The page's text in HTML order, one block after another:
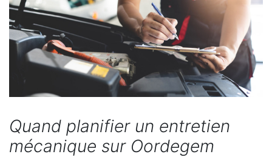
Quand planifier un entretien
mécanique sur Oordegem